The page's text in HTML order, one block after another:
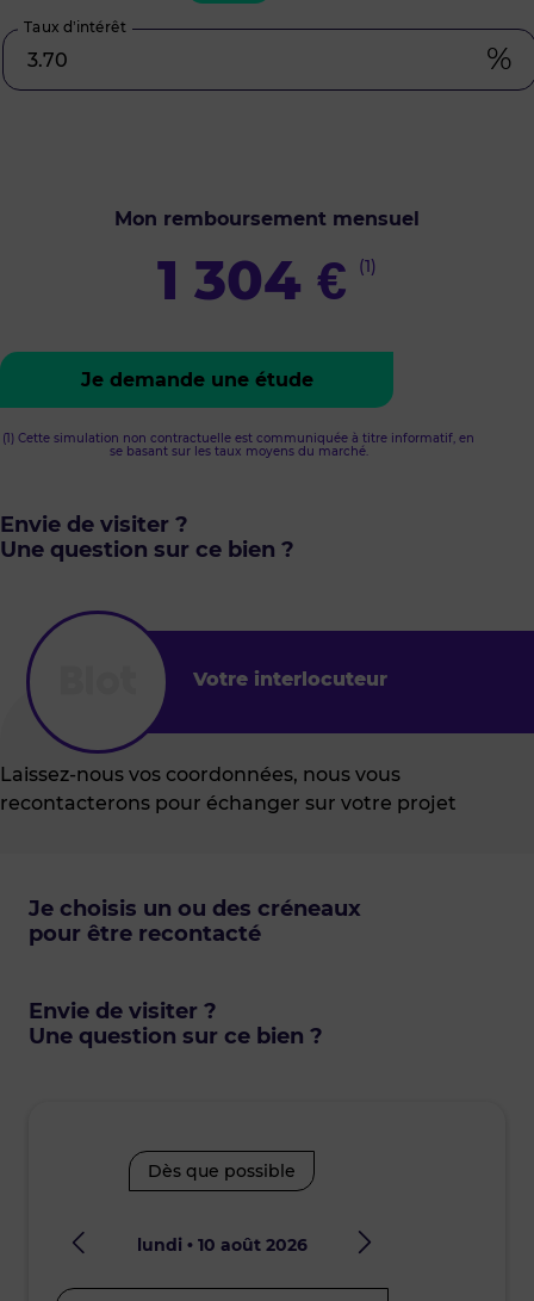
Taux d’intérêt
%
Mon remboursement mensuel
1 304 € (1)
Je demande une étude
(1) Cette simulation non contractuelle est communiquée à titre informatif, en
se basant sur les taux moyens du marché.
Envie de visiter ?
Une question sur ce bien ?
Votre interlocuteur
Laissez-nous vos coordonnées, nous vous
recontacterons pour échanger sur votre projet
Je choisis un ou des créneaux
pour être recontacté
Envie de visiter ?
Une question sur ce bien ?
Dès que possible
lundi • 10 août 2026